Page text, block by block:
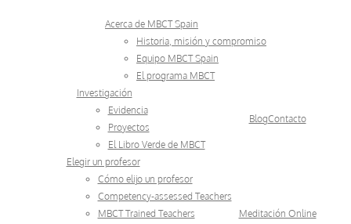
Acerca de MBCT Spain
Historia, misión y compromiso
Equipo MBCT Spain
El programa MBCT
Investigación
Evidencia
Proyectos
El Libro Verde de MBCT
BlogContacto
Elegir un profesor
Cómo elijo un profesor
Competency-assessed Teachers
MBCT Trained Teachers
Meditación Online